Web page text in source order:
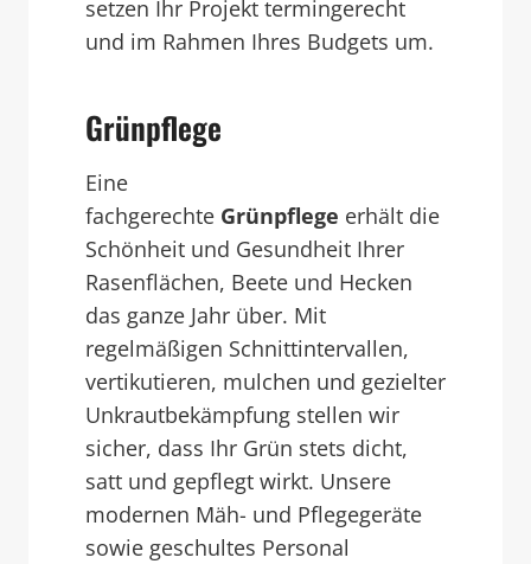
setzen Ihr Projekt termingerecht
und im Rahmen Ihres Budgets um.
Grünpflege
Eine
fachgerechte Grünpflege erhält die
Schönheit und Gesundheit Ihrer
Rasenflächen, Beete und Hecken
das ganze Jahr über. Mit
regelmäßigen Schnittintervallen,
vertikutieren, mulchen und gezielter
Unkrautbekämpfung stellen wir
sicher, dass Ihr Grün stets dicht,
satt und gepflegt wirkt. Unsere
modernen Mäh- und Pflegegeräte
sowie geschultes Personal